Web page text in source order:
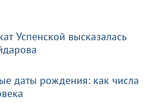
Успенской высказалась
даты рождения: как числа